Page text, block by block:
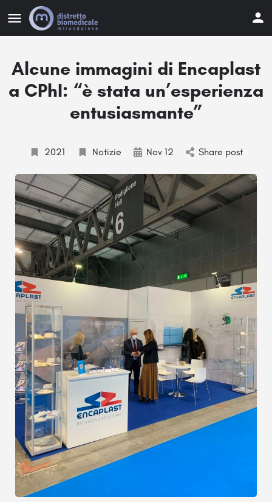
Alcune immagini di Encaplast
a CPhI: “è stata un’esperienza
entusiasmante”
2021 Notizie Nov 12 Share post